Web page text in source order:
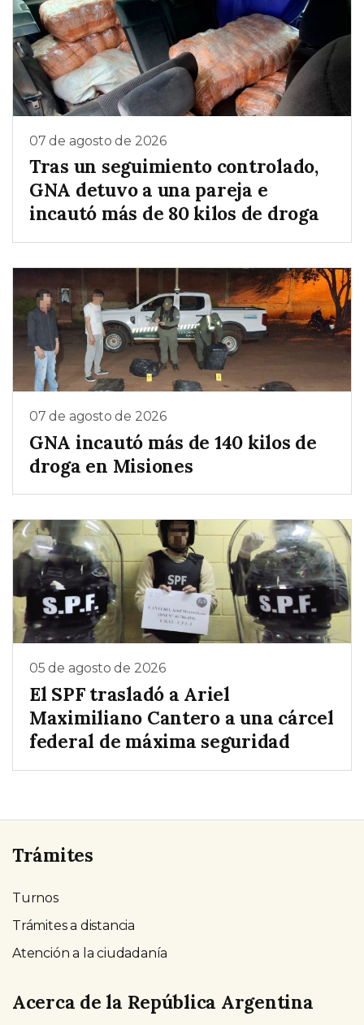
07 de agosto de 2026
Tras un seguimiento controlado,
GNA detuvo a una pareja e
incautó más de 80 kilos de droga
07 de agosto de 2026
GNA incautó más de 140 kilos de
droga en Misiones
05 de agosto de 2026
El SPF trasladó a Ariel
Maximiliano Cantero a una cárcel
federal de máxima seguridad
Trámites
Turnos
Trámites a distancia
Atención a la ciudadanía
Acerca de la República Argentina